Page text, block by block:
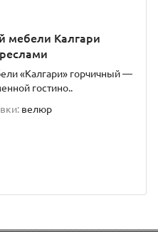
мебели Калгари
«Калгари» горчичный —
гостино..
велюр